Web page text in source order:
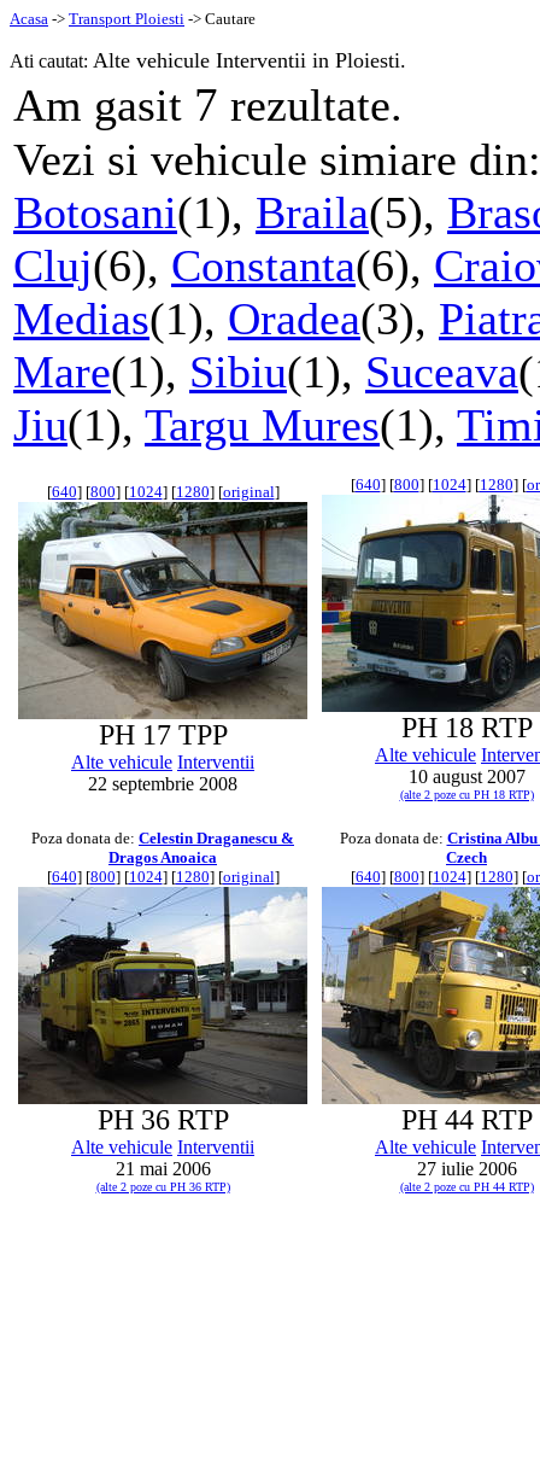
Acasa -> Transport Ploiesti -> Cautare
Ati cautat: Alte vehicule Interventii in Ploiesti.
Am gasit 7 rezultate.
Vezi si vehicule simiare
Botosani(1), Braila(5),
Cluj(6), Constanta(6),
Medias(1), Oradea(3),
Mare(1), Sibiu(1), Suceava
Jiu(1), Targu Mures(1),
[640] [800] [1024] [1280] [original]
PH 17 TPP
Alte vehicule Interventii
22 septembrie 2008
[640] [800] [1024] [1280] [
PH 18 RTP
Alte vehicule
10 august 2007
(alte 2 poze cu PH 18 RTP)
Poza donata de: Celestin Draganescu &
Dragos Anoaica
[640] [800] [1024] [1280] [original]
PH 36 RTP
Alte vehicule Interventii
21 mai 2006
(alte 2 poze cu PH 36 RTP)
Poza donata de: Cristina
Czech
[640] [800] [1024] [1280] [
PH 44 RTP
Alte vehicule
27 iulie 2006
(alte 2 poze cu PH 44 RTP)